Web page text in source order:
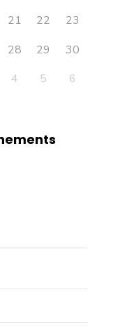
21 22
23
28 29
30
4 5 6